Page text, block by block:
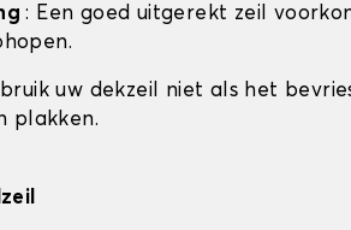
: Een goed uitgerekt zeil
uw dekzeil niet als het
plakken.